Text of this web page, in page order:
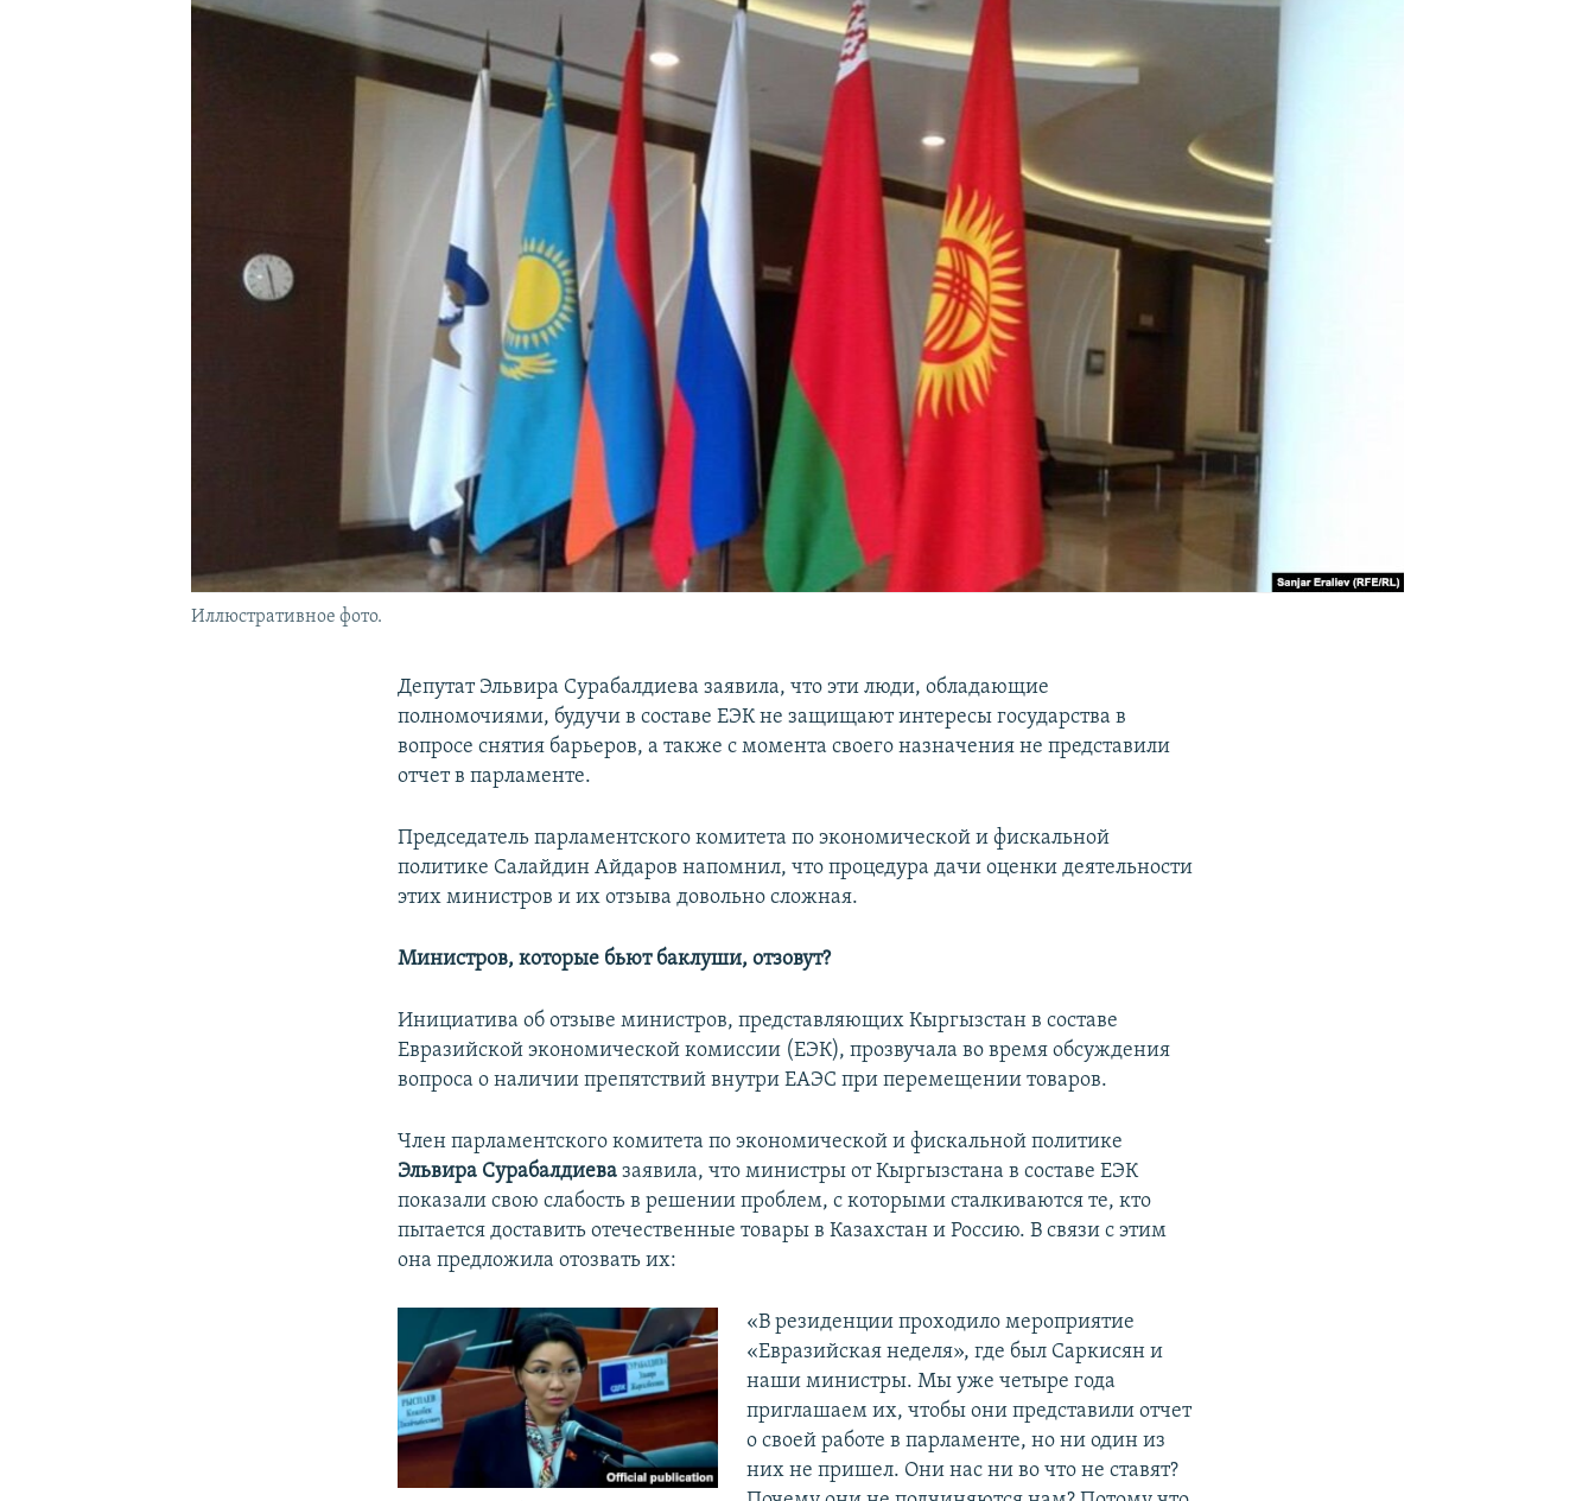
Иллюстративное фото.
Депутат Эльвира Сурабалдиева заявила, что эти люди, обладающие
полномочиями, будучи в составе ЕЭК не защищают интересы государства в
вопросе снятия барьеров, а также с момента своего назначения не представили
отчет в парламенте.
Председатель парламентского комитета по экономической и фискальной
политике Салайдин Айдаров напомнил, что процедура дачи оценки деятельности
этих министров и их отзыва довольно сложная.
Министров, которые бьют баклуши, отзовут?
Инициатива об отзыве министров, представляющих Кыргызстан в составе
Евразийской экономической комиссии (ЕЭК), прозвучала во время обсуждения
вопроса о наличии препятствий внутри ЕАЭС при перемещении товаров.
Член парламентского комитета по экономической и фискальной политике
Эльвира Сурабалдиева заявила, что министры от Кыргызстана в составе ЕЭК
показали свою слабость в решении проблем, с которыми сталкиваются те, кто
пытается доставить отечественные товары в Казахстан и Россию. В связи с этим
она предложила отозвать их:
«В резиденции проходило мероприятие
«Евразийская неделя», где был Саркисян и
наши министры. Мы уже четыре года
приглашаем их, чтобы они представили отчет
о своей работе в парламенте, но ни один из
них не пришел. Они нас ни во что не ставят?